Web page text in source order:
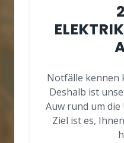
Notfälle kennen
Deshalb ist
Auw rund um
Ziel ist es,